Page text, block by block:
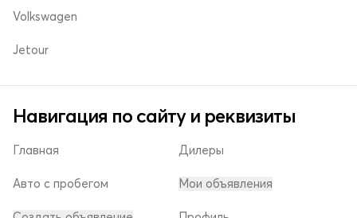
Volkswagen
Jetour
Навигация по сайту и реквизиты
Главная
Авто с пробегом
Дилеры
Мои объявления